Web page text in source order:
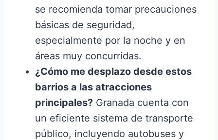
se recomienda tomar precauciones
básicas de seguridad,
especialmente por la noche y en
áreas muy concurridas.
¿Cómo me desplazo desde estos
barrios a las atracciones
principales? Granada cuenta con
un eficiente sistema de transporte
público, incluyendo autobuses y